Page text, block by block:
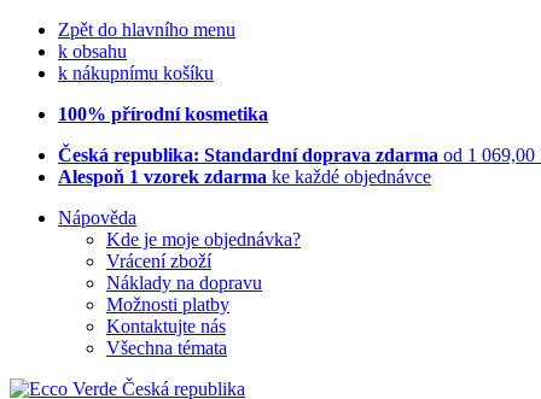
Zpět do hlavního menu
k obsahu
k nákupnímu košíku
100% přírodní kosmetika
Česká republika: Standardní doprava zdarma od 1 069,00
Alespoň 1 vzorek zdarma ke každé objednávce
Nápověda
Kde je moje objednávka?
Vrácení zboží
Náklady na dopravu
Možnosti platby
Kontaktujte nás
Všechna témata